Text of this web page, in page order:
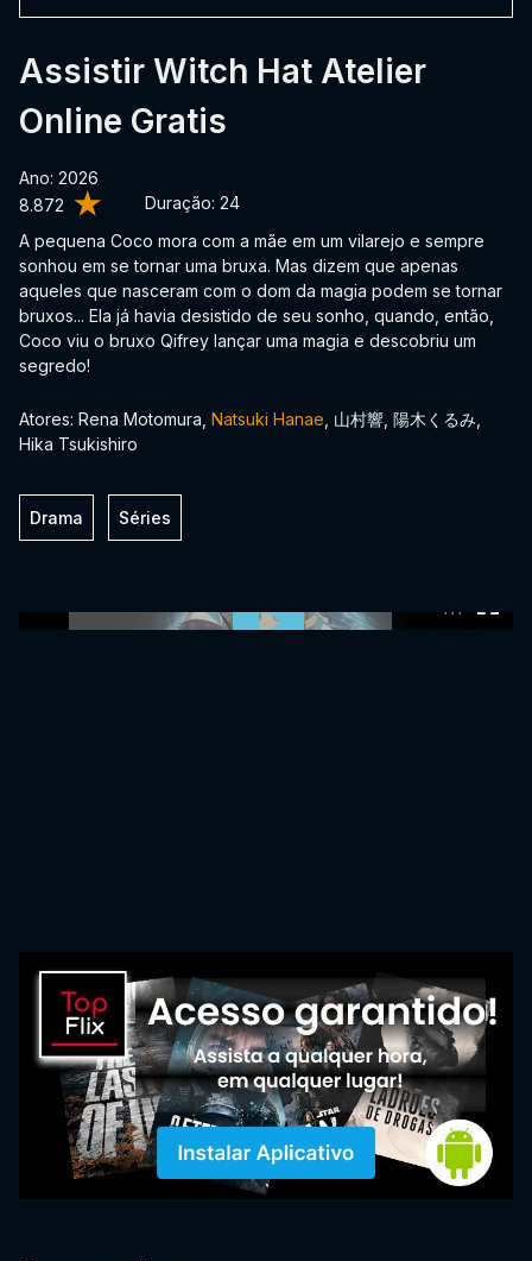
8.872 Duração: 24
Assistir Witch Hat Atelier
Online Gratis
Ano: 2026
A pequena Coco mora com a mãe em um vilarejo e sempre
sonhou em se tornar uma bruxa. Mas dizem que apenas
aqueles que nasceram com o dom da magia podem se tornar
bruxos... Ela já havia desistido de seu sonho, quando, então,
Coco viu o bruxo Qifrey lançar uma magia e descobriu um
segredo!
Atores: Rena Motomura, Natsuki Hanae , 山村響, 陽木くるみ,
Hika Tsukishiro
Drama Séries